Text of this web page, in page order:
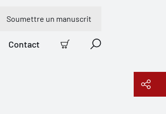
Soumettre un manuscrit
Contact
Panier Recherche